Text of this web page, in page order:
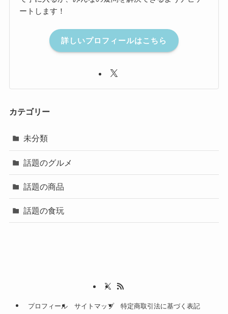
ートします！
詳しいプロフィールはこちら
カテゴリー
未分類
話題のグルメ
話題の商品
話題の食玩
プロフィール サイトマップ 特定商取引法に基づく表記